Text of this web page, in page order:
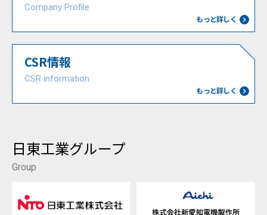
Company Profile
もっと詳しく
CSR情報
CSR information
もっと詳しく
日東工業グループ
Group